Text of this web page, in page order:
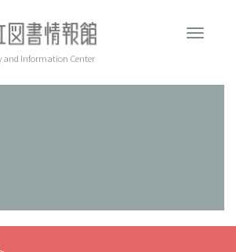
and Information Center